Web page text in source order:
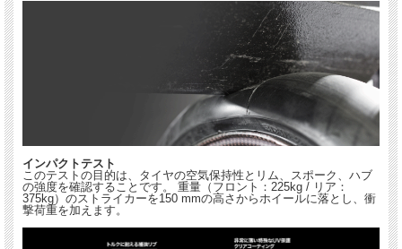
インパクトテスト
このテストの目的は、タイヤの空気保持性とリム、スポーク、ハブ
の強度を確認することです。 重量（フロント：225kg / リア：
375kg）のストライカーを150 mmの高さからホイールに落とし、衝
撃荷重を加えます。